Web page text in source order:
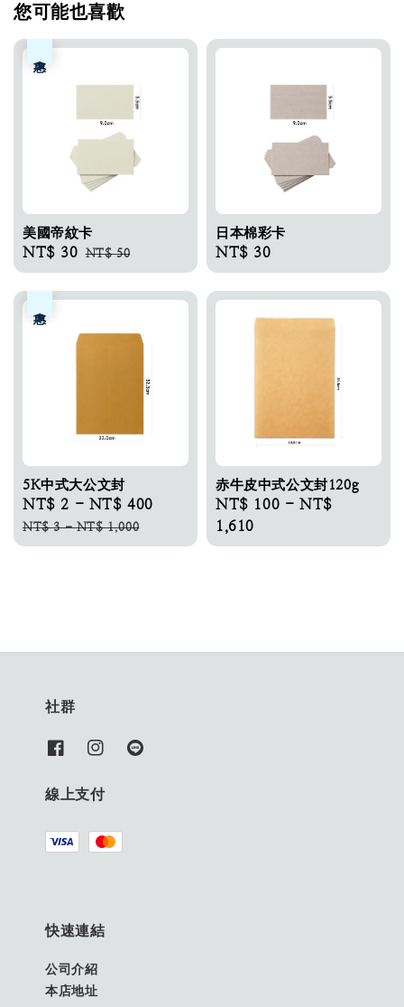
您可能也喜歡
美國帝紋卡​
Sale
price
NT$ 30 Regular
price
NT$ 50
日本棉彩卡​
Regular
price
NT$ 30
5K中式大公文封
Sale
price
NT$ 2 - NT$ 400
NT$ 3-NT$ 1,000
赤牛皮中式公文封120g
Regular
price
NT$ 100 -NT$
1,610
社群
線上支付
快速連結
公司介紹
本店地址